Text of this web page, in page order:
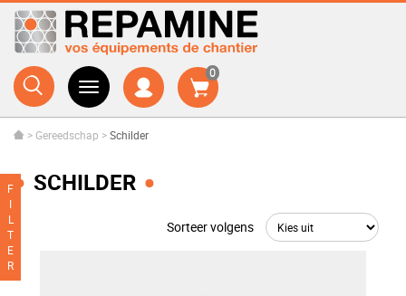
0
F
I
L
T
E
R
> Gereedschap >Schilder
SCHILDER
Sorteer volgens